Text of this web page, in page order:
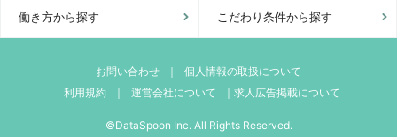
働き方から探す こだわり条件から探す
お問い合わせ ｜
個人情報の取扱について
利用規約
｜ 運営会社について ｜ 求人広告掲載について
©DataSpoon Inc. All Rights Reserved.